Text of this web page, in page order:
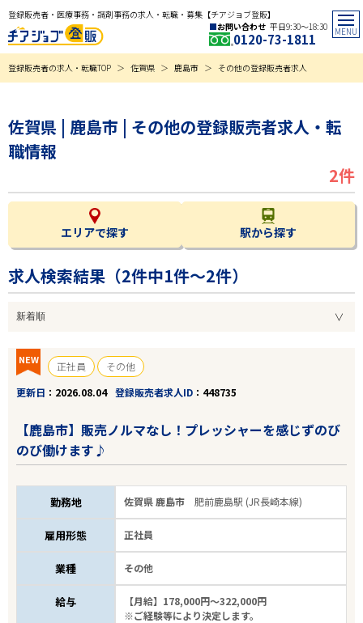
登録販売者・医療事務・調剤事務の求人・転職・募集【チアジョブ登販】
お問い合わせ 平日9:30〜18:30
0120-73-1811
登録販売者の求人・転職TOP 佐賀県 鹿島市 その他の登録販売者求人
佐賀県 | 鹿島市 | その他の登録販売者求人・転
職情報
2件
エリアで探す 駅から探す
求人検索結果（2件中1件～2件）
NEW 正社員
その他
更新日
2026.08.04 登録販売者求人ID 448735
【鹿島市】販売ノルマなし！プレッシャーを感じずのび
のび働けます♪
勤務地 佐賀県 鹿島市肥前鹿島駅 (JR長崎本線)
雇用形態 正社員
業種 その他
給与
【月給】178,000円～322,000円
※ご経験等により決定します。